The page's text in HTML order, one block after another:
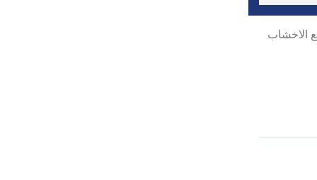
الاخشاب